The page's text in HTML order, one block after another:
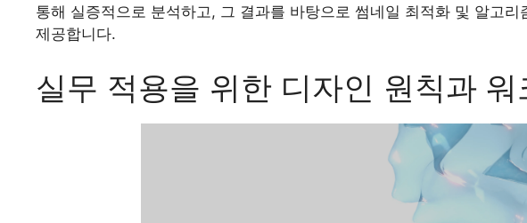
통해 실증적으로 분석하고, 그 결과를 바탕으로 썸네일 최적화 및 알고
제공합니다.
실무 적용을 위한 디자인 원칙과 워